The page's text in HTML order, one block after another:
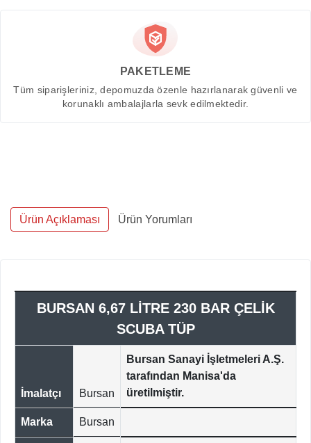
PAKETLEME
Tüm siparişleriniz, depomuzda özenle hazırlanarak güvenli ve
korunaklı ambalajlarla sevk edilmektedir.
Ürün Açıklaması Ürün Yorumları
BURSAN 6,67 LİTRE 230 BAR ÇELİK
SCUBA TÜP
İmalatçı Bursan
Bursan Sanayi İşletmeleri A.Ş.
tarafından Manisa'da
üretilmiştir.
Marka Bursan